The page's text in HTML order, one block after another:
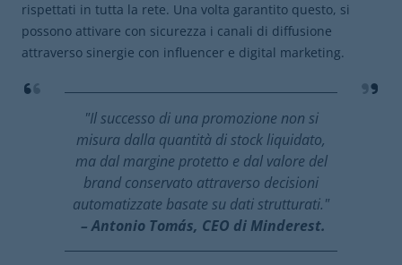
rispettati in tutta la rete. Una volta garantito questo, si
possono attivare con sicurezza i canali di diffusione
attraverso sinergie con influencer e digital marketing.
"Il successo di una promozione non si
misura dalla quantità di stock liquidato,
ma dal margine protetto e dal valore del
brand conservato attraverso decisioni
automatizzate basate su dati strutturati."
– Antonio Tomás, CEO di Minderest.